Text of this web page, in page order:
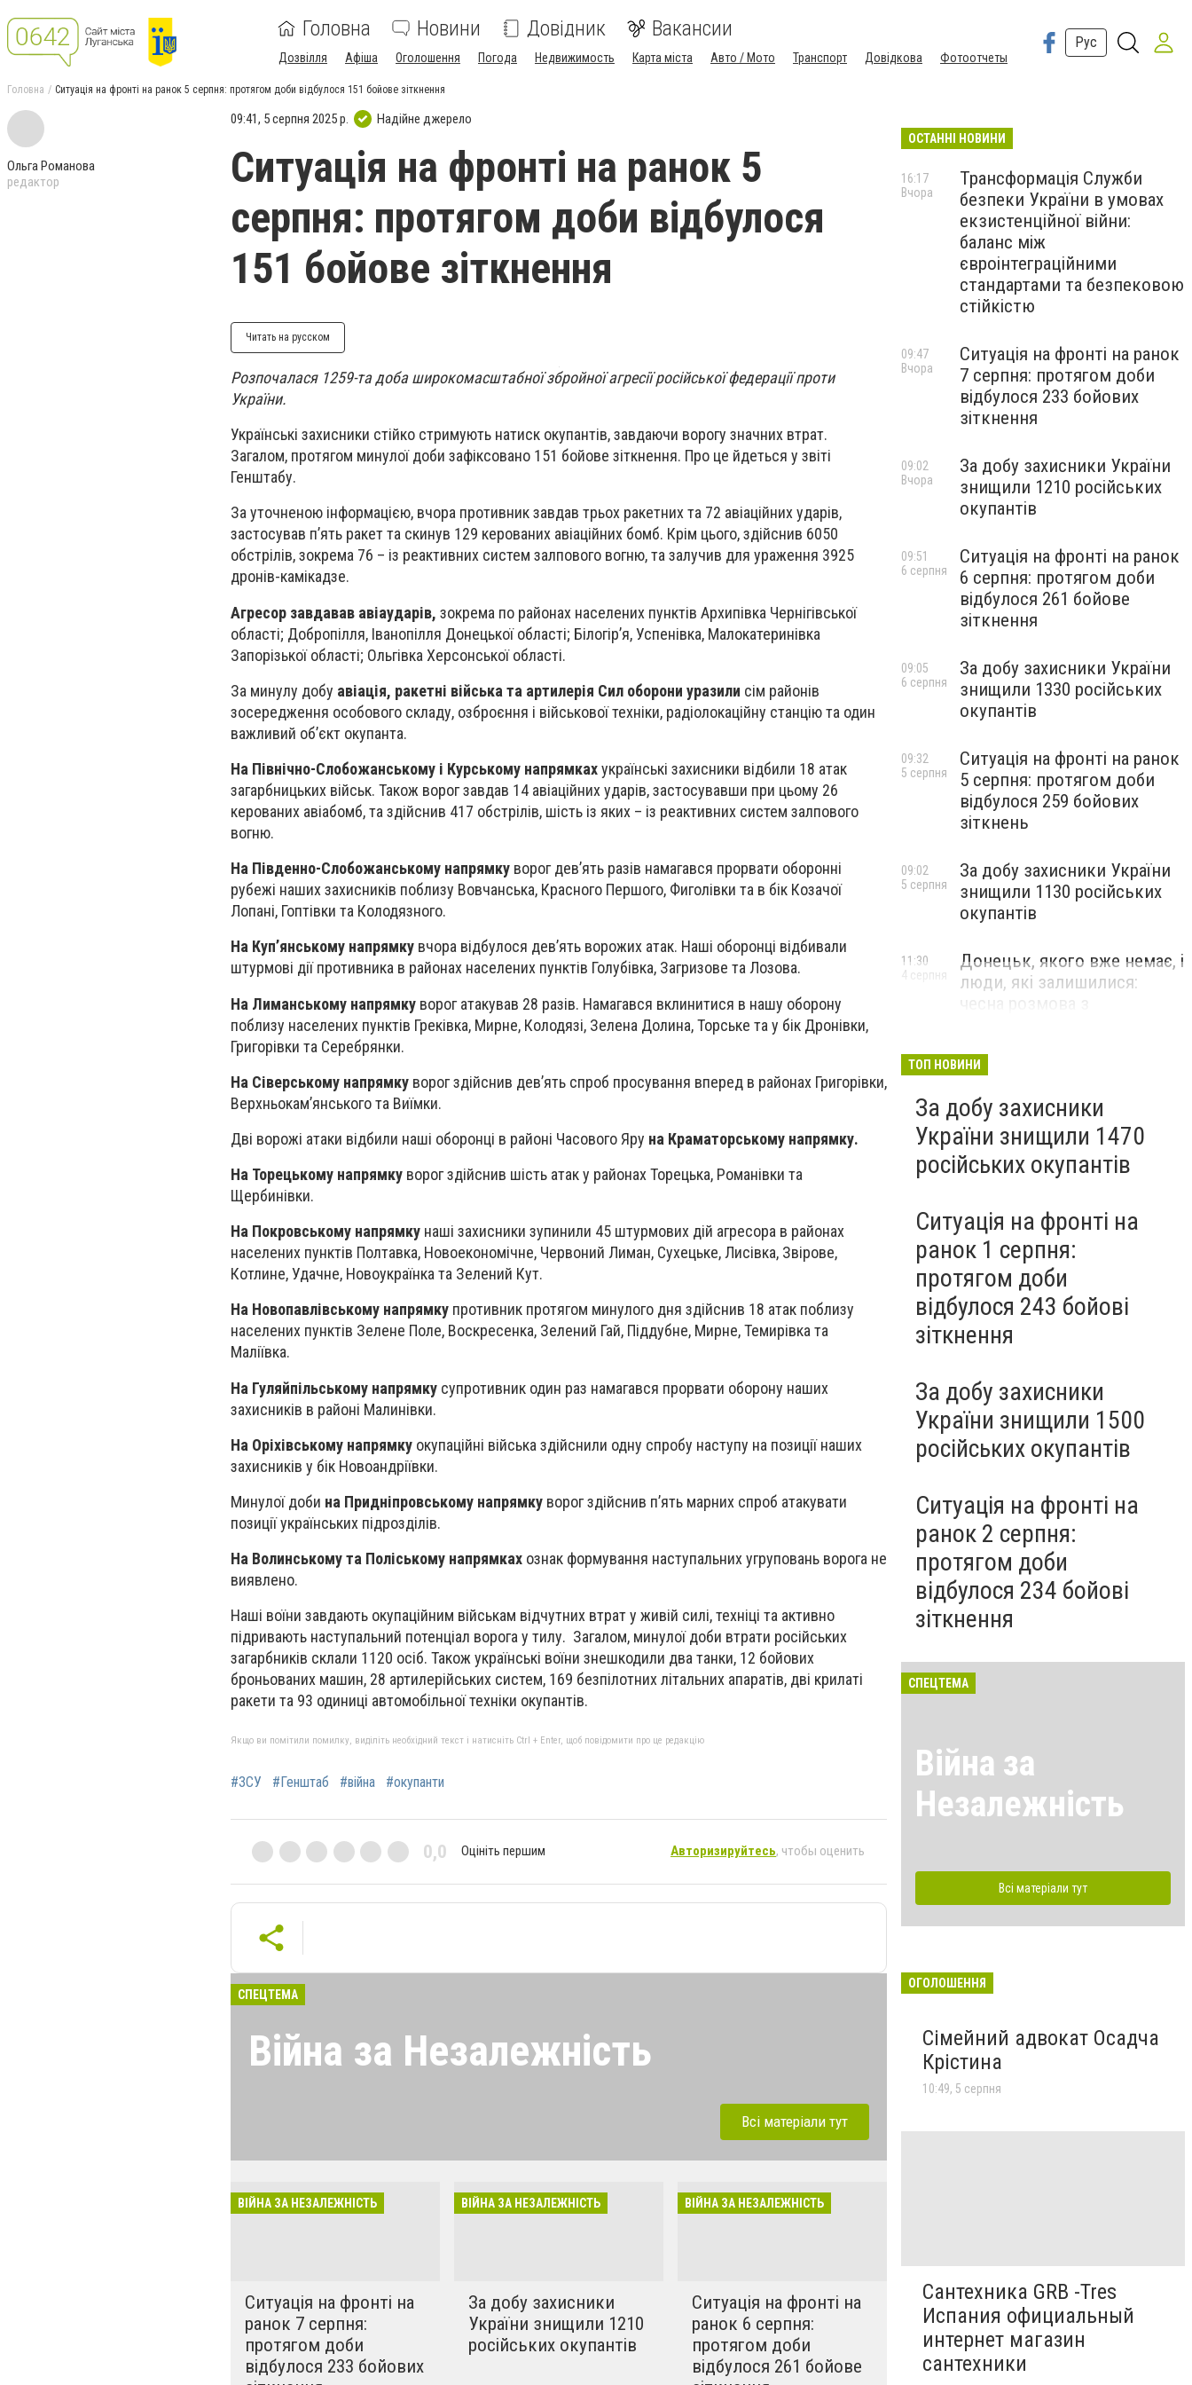
Головна Новини Довідник Вакансии
Дозвілля Афіша Оголошення Погода Недвижимость Карта міста Авто / Мото Транспорт Довідкова Фотоотчеты
Рус
Головна Ситуація на фронті на ранок 5 серпня: протягом доби відбулося 151 бойове зіткнення
Ольга Романова
редактор
09:41, 5 серпня 2025 р. Надійне джерело
Ситуація на фронті на ранок 5
серпня: протягом доби відбулося
151 бойове зіткнення
Читать на русском
Розпочалася 1259-та доба широкомасштабної збройної агресії російської федерації проти
України.
Українські захисники стійко стримують натиск окупантів, завдаючи ворогу значних втрат.
Загалом, протягом минулої доби зафіксовано 151 бойове зіткнення. Про це йдеться у звіті
Генштабу.
За уточненою інформацією, вчора противник завдав трьох ракетних та 72 авіаційних ударів,
застосував п’ять ракет та скинув 129 керованих авіаційних бомб. Крім цього, здійснив 6050
обстрілів, зокрема 76 – із реактивних систем залпового вогню, та залучив для ураження 3925
дронів-камікадзе.
Агресор завдавав авіаударів, зокрема по районах населених пунктів Архипівка Чернігівської
області; Добропілля, Іванопілля Донецької області; Білогір’я, Успенівка, Малокатеринівка
Запорізької області; Ольгівка Херсонської області.
За минулу добу авіація, ракетні війська та артилерія Сил оборони уразили сім районів
зосередження особового складу, озброєння і військової техніки, радіолокаційну станцію та один
важливий об’єкт окупанта.
На Північно-Слобожанському і Курському напрямкахукраїнські захисники відбили 18 атак
загарбницьких військ. Також ворог завдав 14 авіаційних ударів, застосувавши при цьому 26
керованих авіабомб, та здійснив 417 обстрілів, шість із яких – із реактивних систем залпового
вогню.
На Південно-Слобожанському напрямку ворог дев’ять разів намагався прорвати оборонні
рубежі наших захисників поблизу Вовчанська, Красного Першого, Фиголівки та в бік Козачої
Лопані, Гоптівки та Колодязного.
На Куп’янському напрямку вчора відбулося дев’ять ворожих атак. Наші оборонці відбивали
штурмові дії противника в районах населених пунктів Голубівка, Загризове та Лозова.
На Лиманському напрямку ворог атакував 28 разів. Намагався вклинитися в нашу оборону
поблизу населених пунктів Греківка, Мирне, Колодязі, Зелена Долина, Торське та у бік Дронівки,
Григорівки та Серебрянки.
На Сіверському напрямку ворог здійснив дев’ять спроб просування вперед в районах Григорівки,
Верхньокам’янського та Виїмки.
Дві ворожі атаки відбили наші оборонці в районі Часового Яру на Краматорському напрямку.
На Торецькому напрямку ворог здійснив шість атак у районах Торецька, Романівки та
Щербинівки.
На Покровському напрямку наші захисники зупинили 45 штурмових дій агресора в районах
населених пунктів Полтавка, Новоекономічне, Червоний Лиман, Сухецьке, Лисівка, Звірове,
Котлине, Удачне, Новоукраїнка та Зелений Кут.
На Новопавлівському напрямку противник протягом минулого дня здійснив 18 атак поблизу
населених пунктів Зелене Поле, Воскресенка, Зелений Гай, Піддубне, Мирне, Темирівка та
Маліївка.
На Гуляйпільському напрямку супротивник один раз намагався прорвати оборону наших
захисників в районі Малинівки.
На Оріхівському напрямку окупаційні війська здійснили одну спробу наступу на позиції наших
захисників у бік Новоандріївки.
Минулої доби на Придніпровському напрямку ворог здійснив п’ять марних спроб атакувати
позиції українських підрозділів.
На Волинському та Поліському напрямках ознак формування наступальних угруповань ворога не
виявлено.
Наші воїни завдають окупаційним військам відчутних втрат у живій силі, техніці та активно
підривають наступальний потенціал ворога у тилу. Загалом, минулої доби втрати російських
загарбників склали 1120 осіб. Також українські воїни знешкодили два танки, 12 бойових
броньованих машин, 28 артилерійських систем, 169 безпілотних літальних апаратів, дві крилаті
ракети та 93 одиниці автомобільної техніки окупантів.
Якщо ви помітили помилку, виділіть необхідний текст і натисніть Ctrl + Enter, щоб повідомити про це редакцію
#ЗСУ #Генштаб #війна #окупанти
0,0 Оцініть першим Авторизируйтесь, чтобы оценить
СПЕЦТЕМА
Війна за Незалежність
Всі матеріали тут
ВІЙНА ЗА НЕЗАЛЕЖНІСТЬ
Ситуація на фронті на
ранок 7 серпня:
протягом доби
відбулося 233 бойових
ВІЙНА ЗА НЕЗАЛЕЖНІСТЬ
За добу захисники
України знищили 1210
російських окупантів
ВІЙНА ЗА НЕЗАЛЕЖНІСТЬ
Ситуація на фронті на
ранок 6 серпня:
протягом доби
відбулося 261 бойове
ОСТАННІ НОВИНИ
Трансформація Служби
безпеки України в умовах
екзистенційної війни:
баланс між
євроінтеграційними
стандартами та безпековою
стійкістю
16:17
Вчора
Ситуація на фронті на ранок
7 серпня: протягом доби
відбулося 233 бойових
зіткнення
09:47
Вчора
За добу захисники України
знищили 1210 російських
окупантів
09:02
Вчора
Ситуація на фронті на ранок
6 серпня: протягом доби
відбулося 261 бойове
зіткнення
09:51
6 серпня
За добу захисники України
знищили 1330 російських
окупантів
09:05
6 серпня
Ситуація на фронті на ранок
5 серпня: протягом доби
відбулося 259 бойових
зіткнень
09:32
5 серпня
За добу захисники України
знищили 1130 російських
окупантів
09:02
5 серпня
Донецьк, якого вже немає, і
люди, які залишилися:
11:30
4 серпня
ТОП НОВИНИ
За добу захисники
України знищили 1470
російських окупантів
Ситуація на фронті на
ранок 1 серпня:
протягом доби
відбулося 243 бойові
зіткнення
За добу захисники
України знищили 1500
російських окупантів
Ситуація на фронті на
ранок 2 серпня:
протягом доби
відбулося 234 бойові
зіткнення
СПЕЦТЕМА
Війна за
Незалежність
Всі матеріали тут
ОГОЛОШЕННЯ
Сімейний адвокат Осадча
Крістина
10:49, 5 серпня
Сантехника GRB -Tres
Испания официальный
интернет магазин
сантехники